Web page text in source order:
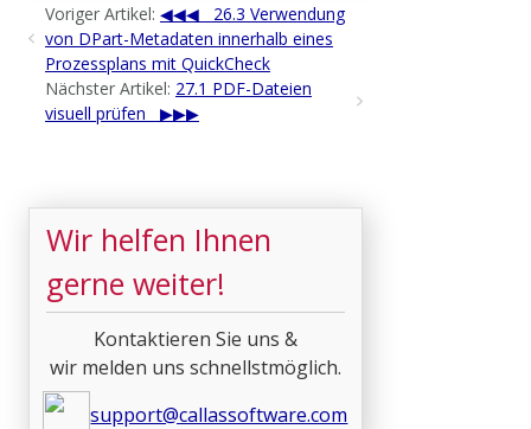
Voriger Artikel:
26.3 Verwendung
von DPart-Metadaten innerhalb eines
Prozessplans mit QuickCheck
Nächster Artikel: 27.1 PDF-Dateien
visuell prüfen
Wir helfen Ihnen
gerne weiter!
Kontaktieren Sie uns &
wir melden uns schnellstmöglich.
support@callassoftware.com